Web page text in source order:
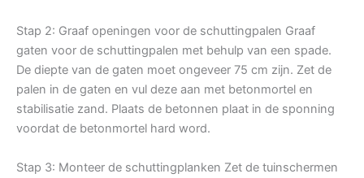
Stap 2: Graaf openingen voor de schuttingpalen Graaf
gaten voor de schuttingpalen met behulp van een spade.
De diepte van de gaten moet ongeveer 75 cm zijn. Zet de
palen in de gaten en vul deze aan met betonmortel en
stabilisatie zand. Plaats de betonnen plaat in de sponning
voordat de betonmortel hard word.
Stap 3: Monteer de schuttingplanken Zet de tuinschermen